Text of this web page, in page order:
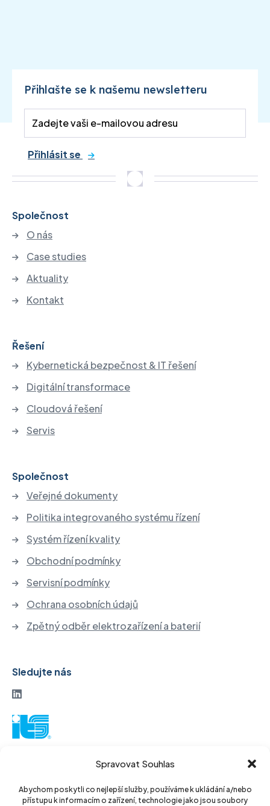
Spravovat Souhlas
Abychom poskytli co nejlepší služby, používáme k ukládání a/nebo
přístupu k informacím o zařízení, technologie jako jsou soubory
Přihlašte se k našemu newsletteru
Přihlásit se
Společnost
O nás
Case studies
Aktuality
Kontakt
Řešení
Kybernetická bezpečnost & IT řešení
Digitální transformace
Cloudová řešení
Servis
Společnost
Veřejné dokumenty
Politika integrovaného systému řízení
Systém řízení kvality
Obchodní podmínky
Servisní podmínky
Ochrana osobních údajů
Zpětný odběr elektrozařízení a baterií
Sledujte nás
130 52 Praha3